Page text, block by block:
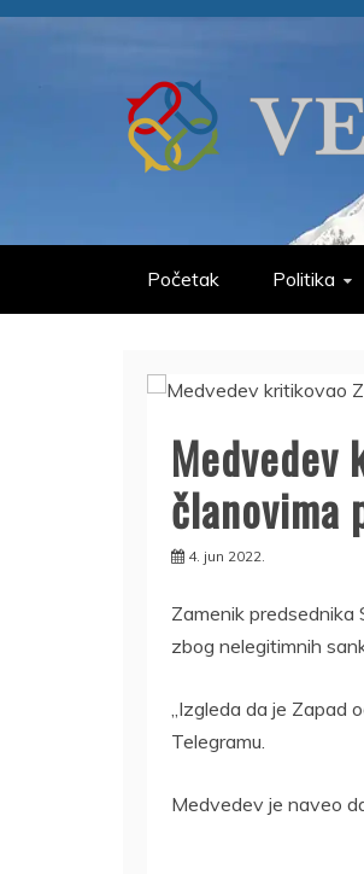
Skip
VERIGE
Početak Politika
Medvedev
članovima
4. jun 2022.
Zamenik
zbog nelegitimnih
„Izgleda da je Zapad
Telegramu.
Medvedev je naveo